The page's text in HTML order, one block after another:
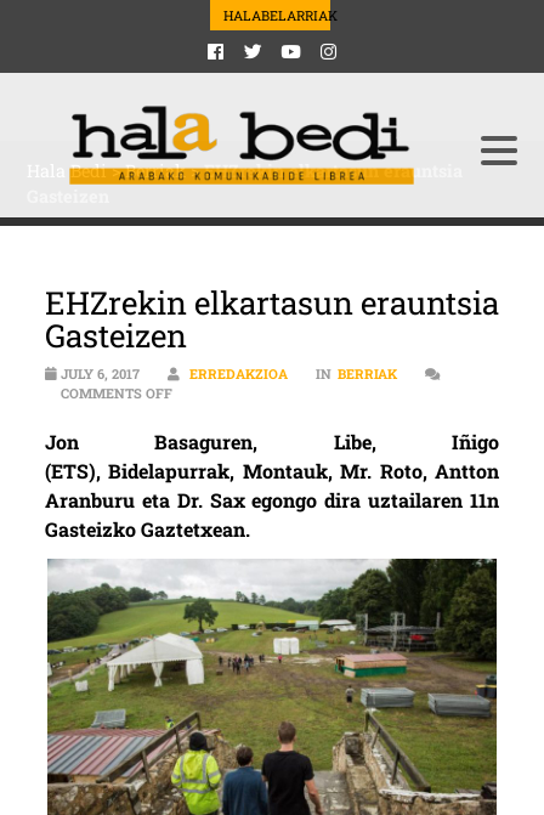
HALABELARRIAK
Hala Bedi>Berriak>EHZrekin elkartasun erauntsia
EHZrekin elkartasun erauntsia
Gasteizen
JULY 6, 2017 ERREDAKZIOA IN BERRIAK
COMMENTS OFFON EHZREKIN ELKARTASUN ERAUNTSIA GASTEIZEN
Jon Basaguren, Libe, Iñigo
(ETS), Bidelapurrak, Montauk, Mr. Roto, Antton
Aranburu eta Dr. Sax egongo dira uztailaren 11n
Gasteizko Gaztetxean.